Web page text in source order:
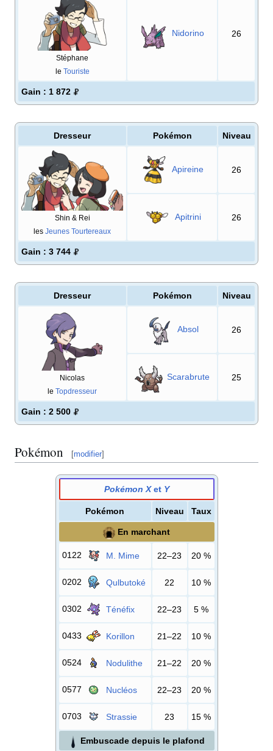
Stéphane
le Touriste
Nidorino 26
Gain : 1 872
Dresseur Pokémon Niveau
Shin & Rei
les Jeunes Tourtereaux
Apireine 26
Apitrini 26
Gain : 3 744
Dresseur Pokémon Niveau
Nicolas
le Topdresseur
Absol 26
Scarabrute 25
Gain : 2 500
Pokémon [modifier]
Pokémon Xet Y
Pokémon Niveau Taux
En marchant
0122 M. Mime 22–23 20 %
0202 Qulbutoké 22 10 %
0302 Ténéfix 22–23 5 %
0433 Korillon 21–22 10 %
0524 Nodulithe 21–22 20 %
0577 Nucléos 22–23 20 %
0703 Strassie 23 15 %
Embuscade depuis le plafond